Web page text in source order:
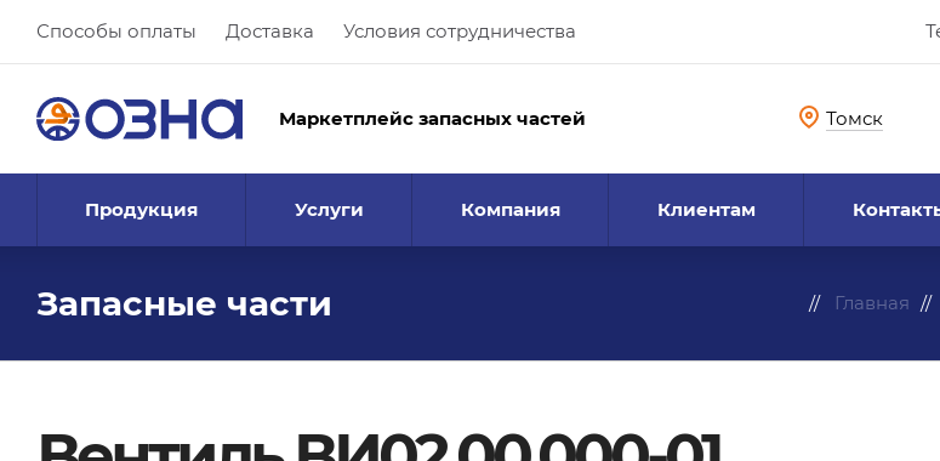
Способы оплаты Доставка Условия сотрудничества
Маркетплейс запасных частей Томск
Продукция Услуги Компания Клиентам
Запасные части Главная